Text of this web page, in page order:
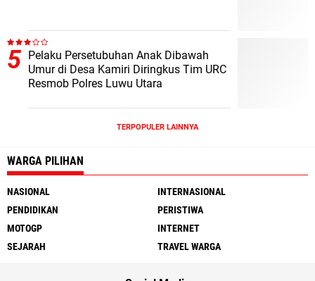
Pelaku Persetubuhan Anak Dibawah
Umur di Desa Kamiri Diringkus Tim URC
Resmob Polres Luwu Utara
TERPOPULER LAINNYA
WARGA PILIHAN
NASIONAL
INTERNASIONAL
PENDIDIKAN
PERISTIWA
MOTOGP
INTERNET
SEJARAH
TRAVEL WARGA